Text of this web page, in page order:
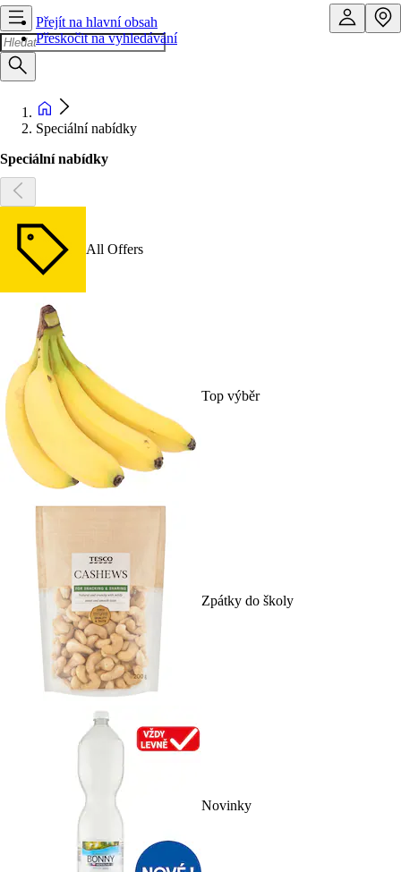
Přejít na hlavní obsah
Přeskočit na vyhledávání
Speciální nabídky
Speciální nabídky
All Offers
Top výběr
Zpátky do školy
Novinky